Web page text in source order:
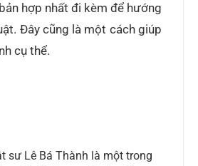
hợp nhất đi kèm để hướng
Đây cũng là một cách giúp
cụ thể.
sư Lê Bá Thành là một trong